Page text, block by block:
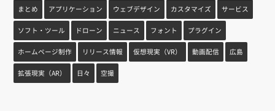
まとめ アプリケーション ウェブデザイン カスタマイズ サービス
ソフト・ツール ドローン ニュース フォント プラグイン
ホームページ制作 リリース情報 仮想現実（VR） 動画配信 広島
拡張現実（AR） 日々 空撮